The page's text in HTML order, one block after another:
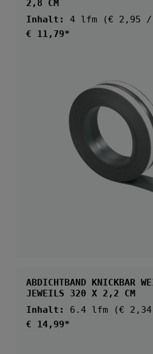
2,8 CM
Inhalt: 4 lfm (€ 2,95
Regulärer Preis:
€ 11,79*
ABDICHTBAND KNICKBAR
JEWEILS 320 X 2,2 CM
Inhalt: 6.4 lfm (€
Regulärer Preis:
€ 14,99*